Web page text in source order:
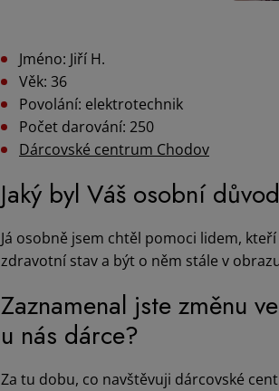
Jméno: Jiří H.
Věk: 36
Povolání: elektrotechnik
Počet darování: 250
Dárcovské centrum Chodov
Jaký byl Váš osobní
Já osobně jsem chtěl pomoci lidem,
zdravotní stav a být o něm stále v
Zaznamenal jste změnu
u nás dárce?
Za tu dobu, co navštěvuji dárcovské